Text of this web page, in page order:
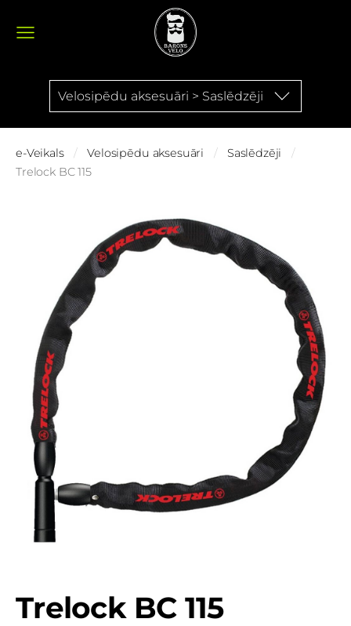
Velosipēdu aksesuāri > Saslēdzēji
e-Veikals Velosipēdu aksesuāri
Saslēdzēji
Trelock BC 115
Trelock BC 115